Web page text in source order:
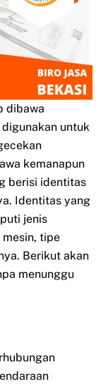
dibawa
untuk
kemanapun
berisi identitas
Identitas yang
jenis
mesin, tipe
Berikut akan
menunggu